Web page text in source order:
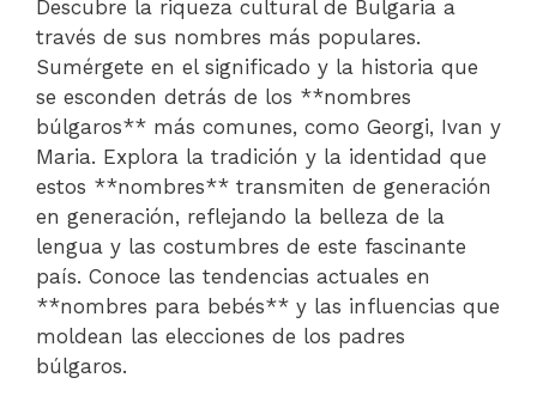
Descubre la riqueza cultural de Bulgaria a
través de sus nombres más populares.
Sumérgete en el significado y la historia que
se esconden detrás de los **nombres
búlgaros** más comunes, como Georgi, Ivan y
Maria. Explora la tradición y la identidad que
estos **nombres** transmiten de generación
en generación, reflejando la belleza de la
lengua y las costumbres de este fascinante
país. Conoce las tendencias actuales en
**nombres para bebés** y las influencias que
moldean las elecciones de los padres
búlgaros.